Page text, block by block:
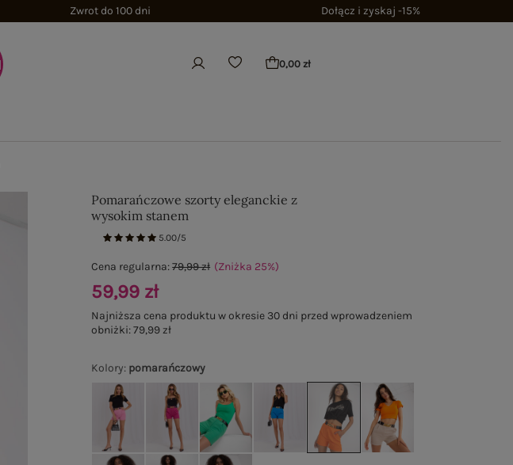
Zwrot do 100 dni Dołącz i zyskaj -15%
0,00 zł
Pomarańczowe szorty eleganckie z
wysokim stanem
5.00/5
Kolory: pomarańczowy
Cena regularna:79,99 zł (Zniżka 25%)
59,99 zł
Najniższa cena produktu w okresie 30 dni przed wprowadzeniem
obniżki:79,99 zł